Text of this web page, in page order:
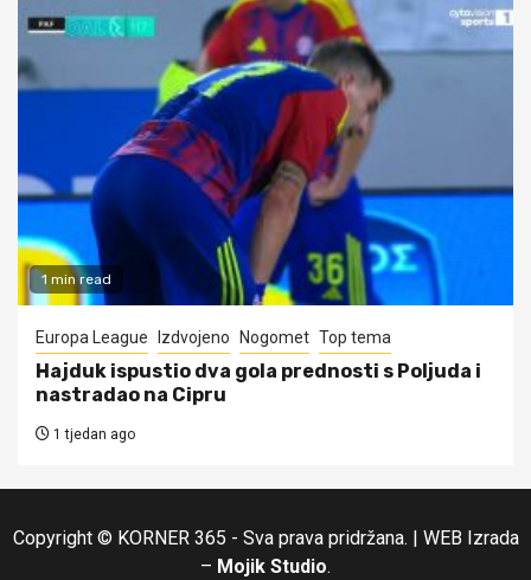
1 min read
Europa League Izdvojeno Nogomet Top tema
Hajduk ispustio dva gola prednosti s Poljuda i
nastradao na Cipru
1 tjedan ago
Copyright © KORNER 365 - Sva prava pridržana. | WEB Izrada
– Mojik Studio.